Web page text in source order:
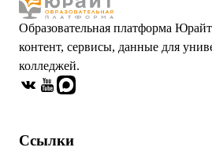
Образовательная платформа
контент, сервисы, данные для
колледжей.
Ссылки